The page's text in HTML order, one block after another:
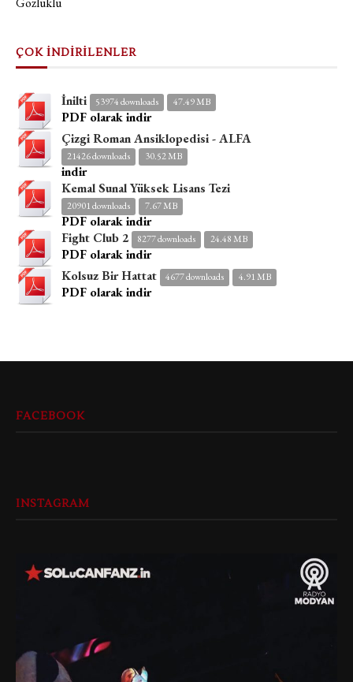
ÇOK İNDİRİLENLER
İnilti 53974 downloads 47.49 MB
PDF olarak indir
Çizgi Roman Ansiklopedisi - ALFA
21426 downloads 30.52 MB
indir
Kemal Sunal Yüksek Lisans Tezi
20901 downloads 7.67 MB
PDF olarak indir
Fight Club 2
8277 downloads 24.48 MB
PDF olarak indir
Kolsuz Bir Hattat
4677 downloads 4.91 MB
PDF olarak indir
FACEBOOK
INSTAGRAM